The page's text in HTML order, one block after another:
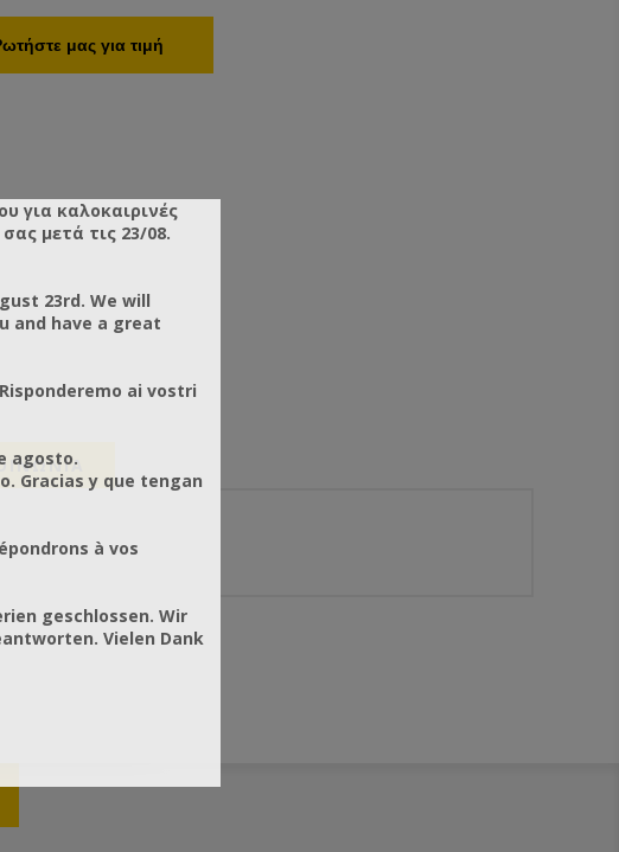
μας για τιμή
για καλοκαιρινές
μετά τις 23/08.
23rd. We will
and have a great
ai vostri
agosto.
Gracias y que tengan
à vos
geschlossen. Wir
Vielen Dank